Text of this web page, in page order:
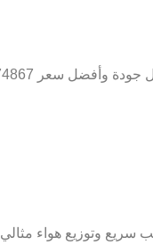
سعر 0509274867
هواء مثالي 0509274867